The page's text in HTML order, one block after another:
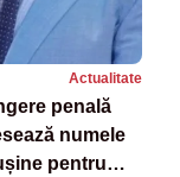
Actualitate
penală
numele
pentru